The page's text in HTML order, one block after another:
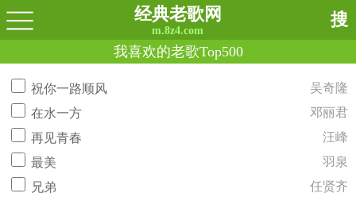
经典老歌网
m.8z4.com
搜
我喜欢的老歌Top500
祝你一路顺风
吴奇隆
在水一方
邓丽君
再见青春
汪峰
最美
羽泉
兄弟
任贤齐